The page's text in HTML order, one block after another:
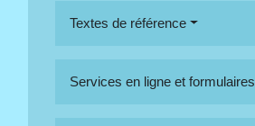
Textes de référence
Services en ligne et formulaires